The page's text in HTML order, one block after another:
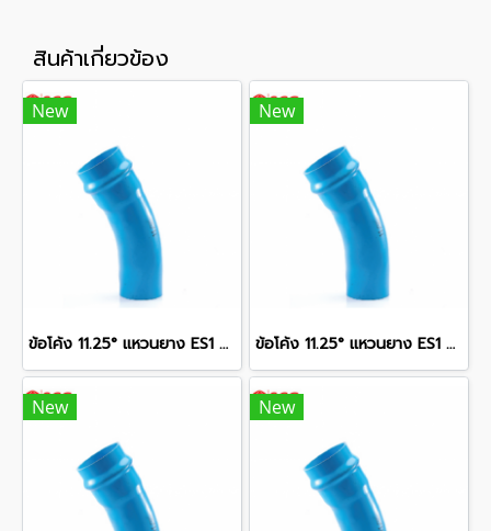
สินค้าเกี่ยวข้อง
New
ข้อโค้ง 11.25° แหวนยาง ES1 SCG ขนาด 250 มม. (10 นิ้ว ) ชั้น 13.5
New
ข้อโค้ง 11.25° แหวนยาง ES1 SCG ขนาด 350 มม. (14 นิ้ว ) ชั้น 13.5
New New